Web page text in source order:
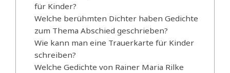
für Kinder?
Welche berühmten Dichter haben Gedichte
zum Thema Abschied geschrieben?
Wie kann man eine Trauerkarte für Kinder
schreiben?
Welche Gedichte von Rainer Maria Rilke